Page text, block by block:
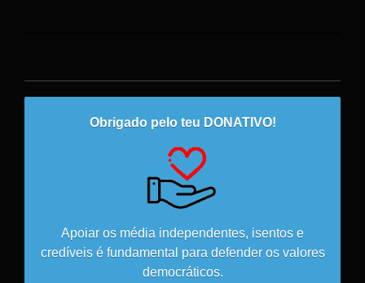
Obrigado pelo teu DONATIVO!
Apoiar os média independentes, isentos e
credíveis é fundamental para defender os valores
democráticos.